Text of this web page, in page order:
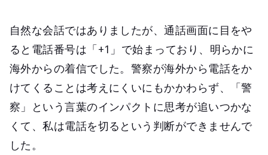
自然な会話ではありましたが、通話画面に目をや
ると電話番号は「+1」で始まっており、明らかに
海外からの着信でした。警察が海外から電話をか
けてくることは考えにくいにもかかわらず、「警
察」という言葉のインパクトに思考が追いつかな
くて、私は電話を切るという判断ができませんで
した。